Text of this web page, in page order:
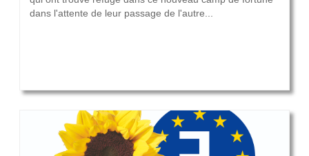
dans l'attente de leur passage de l'autre...